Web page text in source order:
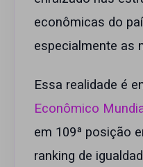
econômicas do
especialmente as
Essa realidade é
Econômico
em 109ª posição
ranking de